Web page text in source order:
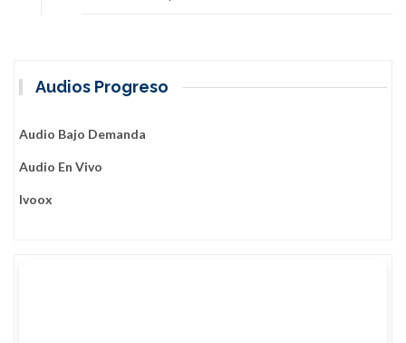
Audios Progreso
Audio Bajo Demanda
Audio En Vivo
Ivoox